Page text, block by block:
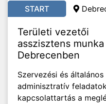
START
Területi vezetői
asszisztens munka
Debrecenben
Szervezési és
adminisztratív
kapcsolattartás a